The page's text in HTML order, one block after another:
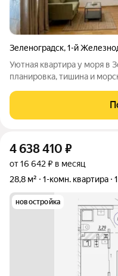
Зеленоградск,1-й
Уютная квартира у моря в
планировка, тишина и
Балтийского побережья. Как
4 638 410 ₽
от 16 642 ₽ в месяц
28,8 м²
1-комн. квартира
новостройка